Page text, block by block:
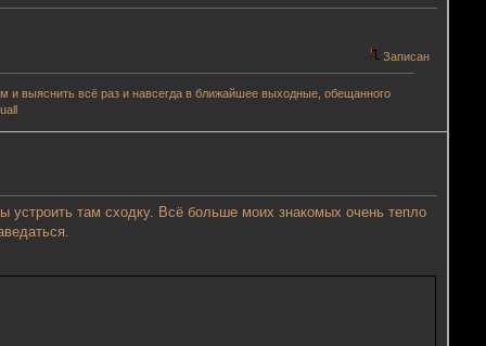
Записан
и выяснить всё раз и навсегда в ближайшее выходные, обещанного
устроить там сходку. Всё больше моих знакомых очень тепло